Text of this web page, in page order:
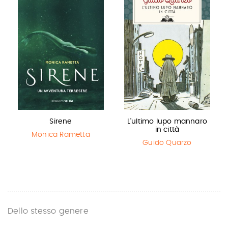
Sirene
Monica Rametta
L'ultimo lupo mannaro
in città
Guido Quarzo
Dello stesso genere